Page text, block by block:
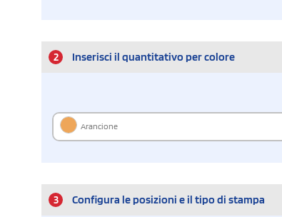
2 Inserisci il quantitativo per colore
Arancione
3 Configura le posizioni e il tipo di stampa